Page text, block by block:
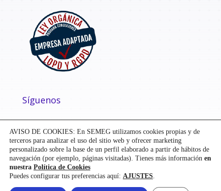
Síguenos
AVISO DE COOKIES: En SEMEG utilizamos cookies propias y de
terceros para analizar el uso del sitio web y ofrecer marketing
personalizado sobre la base de un perfil elaborado a partir de hábitos de
navegación (por ejemplo, páginas visitadas). Tienes más información en
nuestra Política de Cookies
Puedes configurar tus preferencias aquí: AJUSTES.